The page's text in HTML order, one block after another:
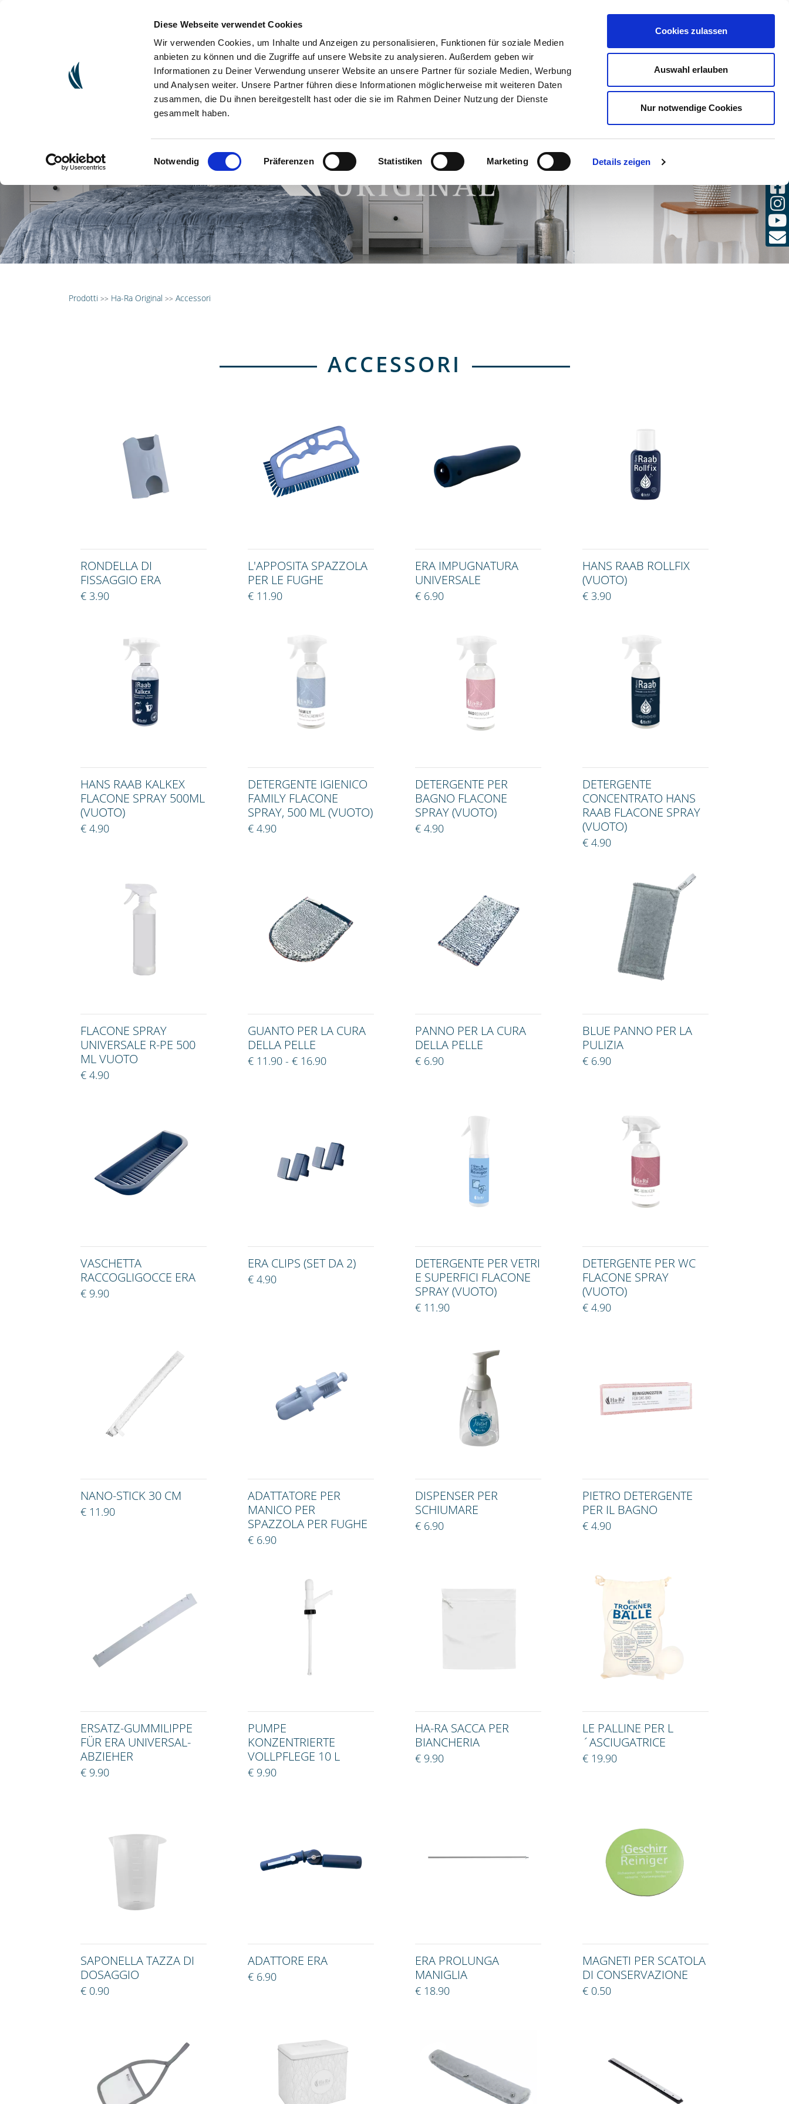
Diese Webseite verwendet Cookies
Wir verwenden Cookies, um Inhalte und Anzeigen zu personalisieren, Funktionen für soziale Medien
anbieten zu können und die Zugriffe auf unsere Website zu analysieren. Außerdem geben wir
Informationen zu Deiner Verwendung unserer Website an unsere Partner für soziale Medien, Werbung
und Analysen weiter. Unsere Partner führen diese Informationen möglicherweise mit weiteren Daten
zusammen, die Du ihnen bereitgestellt hast oder die sie im Rahmen Deiner Nutzung der Dienste
gesammelt haben.
Einwilligungsauswahl
Notwendig Präferenzen Statistiken Marketing Details zeigen
Cookies zulassen
Auswahl erlauben
Nur notwendige Cookies
(0) DE / IT
Prodotti >> Ha-Ra Original >> Accessori
ACCESSORI
RONDELLA DI
FISSAGGIO ERA
€ 3.90
L'APPOSITA SPAZZOLA
PER LE FUGHE
€ 11.90
ERA IMPUGNATURA
UNIVERSALE
€ 6.90
HANS RAAB ROLLFIX
(VUOTO)
€ 3.90
HANS RAAB KALKEX
FLACONE SPRAY 500ML
(VUOTO)
€ 4.90
DETERGENTE IGIENICO
FAMILY FLACONE
SPRAY, 500 ML (VUOTO)
€ 4.90
DETERGENTE PER
BAGNO FLACONE
SPRAY (VUOTO)
€ 4.90
DETERGENTE
CONCENTRATO HANS
RAAB FLACONE SPRAY
(VUOTO)
€ 4.90
FLACONE SPRAY
UNIVERSALE R-PE 500
ML VUOTO
€ 4.90
GUANTO PER LA CURA
DELLA PELLE
€ 11.90 - € 16.90
PANNO PER LA CURA
DELLA PELLE
€ 6.90
BLUE PANNO PER LA
PULIZIA
€ 6.90
VASCHETTA
RACCOGLIGOCCE ERA
€ 9.90
ERA CLIPS (SET DA 2)
€ 4.90
DETERGENTE PER VETRI
E SUPERFICI FLACONE
SPRAY (VUOTO)
€ 11.90
DETERGENTE PER WC
FLACONE SPRAY
(VUOTO)
€ 4.90
NANO-STICK 30 CM
€ 11.90
ADATTATORE PER
MANICO PER
SPAZZOLA PER FUGHE
€ 6.90
DISPENSER PER
SCHIUMARE
€ 6.90
PIETRO DETERGENTE
PER IL BAGNO
€ 4.90
ERSATZ-GUMMILIPPE
FÜR ERA UNIVERSAL-
ABZIEHER
€ 9.90
PUMPE
KONZENTRIERTE
VOLLPFLEGE 10 L
€ 9.90
HA-RA SACCA PER
BIANCHERIA
€ 9.90
LE PALLINE PER L
´ASCIUGATRICE
€ 19.90
SAPONELLA TAZZA DI
DOSAGGIO
€ 0.90
ADATTORE ERA
€ 6.90
ERA PROLUNGA
MANIGLIA
€ 18.90
MAGNETI PER SCATOLA
DI CONSERVAZIONE
€ 0.50